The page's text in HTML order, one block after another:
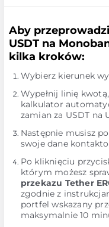
Aby
USDT na
kilka kroków:
Wybierz kierunek
Wypełnij linię
kalkulator
zamian za USDT na
Następnie musisz
swoje dane
Po kliknięciu
którym możesz
przekazu Tether
zgodnie z
portfel wskazany
maksymalnie 10